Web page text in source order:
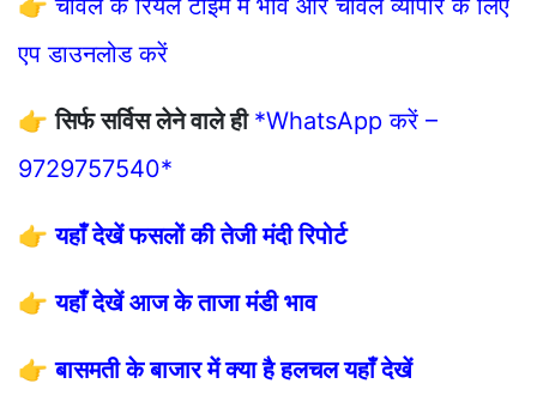
👉चावल के रियल टाइम में भाव और चावल व्यापार के लिए
एप डाउनलोड करें
👉सिर्फ सर्विस लेने वाले ही *WhatsApp करें –
9729757540*
👉यहाँ देखें फसलों की तेजी मंदी रिपोर्ट
👉यहाँ देखें आज के ताजा मंडी भाव
👉बासमती के बाजार में क्या है हलचल यहाँ देखें